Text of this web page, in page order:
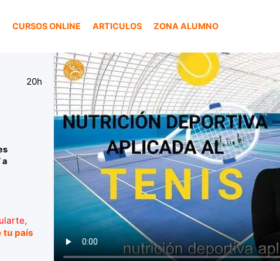
CURSOS ONLINE ARTICULOS ZONA ALUMNO
20h
a
tu país